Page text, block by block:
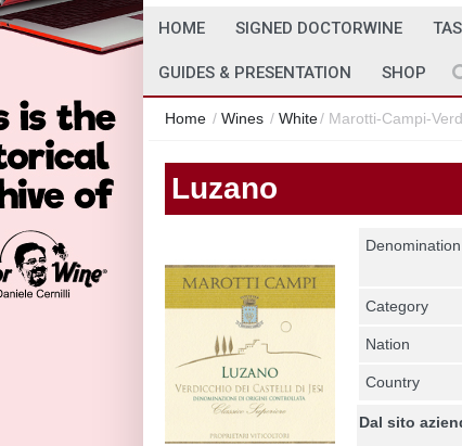
HOME SIGNED DOCTORWINE
GUIDES & PRESENTATION SHOP
Home / Wines / White/ Marotti-Campi-
Luzano
Denomination
Category
Nation
Country
Dal sito